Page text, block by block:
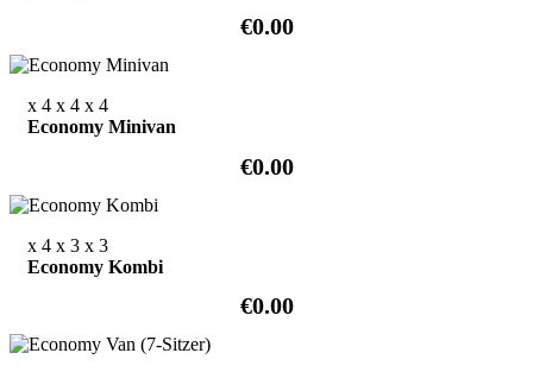
€0.00
x 4 x 4 x 4
Economy Minivan
€0.00
x 4 x 3 x 3
Economy Kombi
€0.00